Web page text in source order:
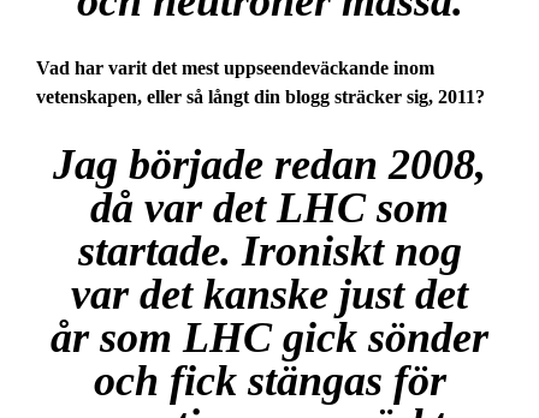
Vad har varit det mest uppseendeväckande inom
vetenskapen, eller så långt din blogg sträcker sig, 2011?
Jag började redan 2008,
då var det LHC som
startade. Ironiskt nog
var det kanske just det
år som LHC gick sönder
och fick stängas för